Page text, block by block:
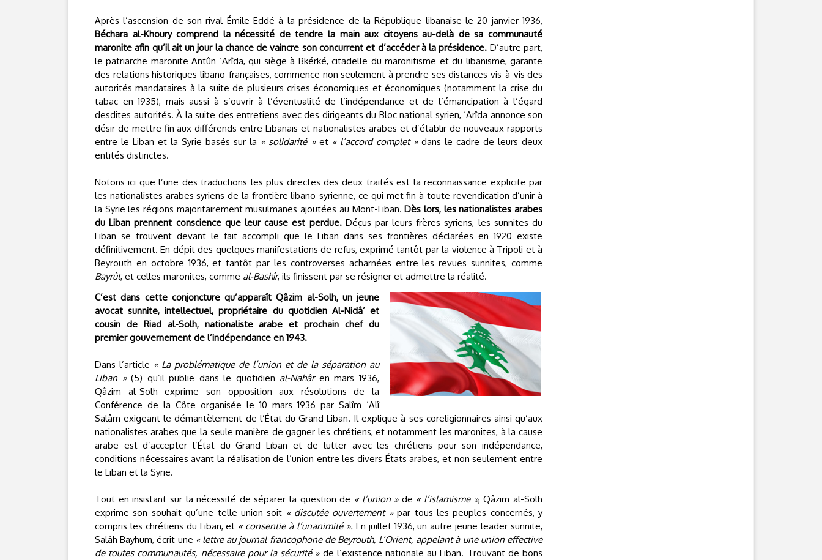
Après l’ascension de son rival Émile Eddé à la présidence de la République libanaise le 20 janvier 1936,
Béchara al-Khoury comprend la nécessité de tendre la main aux citoyens au-delà de sa communauté
maronite afin qu’il ait un jour la chance de vaincre son concurrent et d’accéder à la présidence. D’autre part,
le patriarche maronite Antûn ‘Arîda, qui siège à Bkérké, citadelle du maronitisme et du libanisme, garante
des relations historiques libano-françaises, commence non seulement à prendre ses distances vis-à-vis des
autorités mandataires à la suite de plusieurs crises économiques et économiques (notamment la crise du
tabac en 1935), mais aussi à s’ouvrir à l’éventualité de l’indépendance et de l’émancipation à l’égard
desdites autorités. À la suite des entretiens avec des dirigeants du Bloc national syrien, ‘Arîda annonce son
désir de mettre fin aux différends entre Libanais et nationalistes arabes et d’établir de nouveaux rapports
entre le Liban et la Syrie basés sur la « solidarité »et « l’accord complet »dans le cadre de leurs deux
entités distinctes.
Notons ici que l’une des traductions les plus directes des deux traités est la reconnaissance explicite par
les nationalistes arabes syriens de la frontière libano-syrienne, ce qui met fin à toute revendication d’unir à
la Syrie les régions majoritairement musulmanes ajoutées au Mont-Liban.Dès lors, les nationalistes arabes
du Liban prennent conscience que leur cause est perdue.Déçus par leurs frères syriens, les sunnites du
Liban se trouvent devant le fait accompli que le Liban dans ses frontières déclarées en 1920 existe
définitivement. En dépit des quelques manifestations de refus, exprimé tantôt par la violence à Tripoli et à
Beyrouth en octobre 1936, et tantôt par les controverses acharnées entre les revues sunnites, comme
Bayrût, et celles maronites, comme al-Bashîr, ils finissent par se résigner et admettre la réalité.
C’est dans cette conjoncture qu’apparaît Qâzim al-Solh, un jeune
avocat sunnite, intellectuel, propriétaire du quotidien Al-Nidâ’ et
cousin de Riad al-Solh, nationaliste arabe et prochain chef du
premier gouvernement de l’indépendance en 1943.
Dans l’article « La problématique de l’union et de la séparation au
Liban »(5) qu’il publie dans le quotidien al-Nahâren mars 1936,
Qâzim al-Solh exprime son opposition aux résolutions de la
Conférence de la Côte organisée le 10 mars 1936 par Salîm ‘Alî
Salâm exigeant le démantèlement de l’État du Grand Liban. Il explique à ses coreligionnaires ainsi qu’aux
nationalistes arabes que la seule manière de gagner les chrétiens, et notamment les maronites, à la cause
arabe est d’accepter l’État du Grand Liban et de lutter avec les chrétiens pour son indépendance,
conditions nécessaires avant la réalisation de l’union entre les divers États arabes, et non seulement entre
le Liban et la Syrie.
Tout en insistant sur la nécessité de séparer la question de « l’union »de « l’islamisme », Qâzim al-Solh
exprime son souhait qu’une telle union soit « discutée ouvertement »par tous les peuples concernés, y
compris les chrétiens du Liban, et « consentie à l’unanimité ». En juillet 1936, un autre jeune leader sunnite,
Salâh Bayhum, écrit une « lettre au journal francophone de Beyrouth, L’Orient, appelant à une union effective
de toutes communautés, nécessaire pour la sécurité »de l’existence nationale au Liban. Trouvant de bons